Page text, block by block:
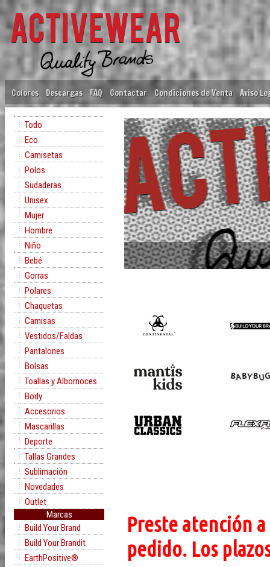
Colores Descargas FAQ Contactar Condiciones de Venta Aviso
Todo
Eco
Camisetas
Polos
Sudaderas
Unisex
Mujer
Hombre
Niño
Bebé
Gorras
Polares
Chaquetas
Camisas
Vestidos/Faldas
Pantalones
Bolsas
Toallas y Albornoces
Body
Accesorios
Mascarillas
Deporte
Tallas Grandes
Sublimación
Novedades
Outlet
Marcas
Build Your Brand
Build Your Brandit
EarthPositive®
calidad y el medio ambiente.
Preste atención
pedido. Los